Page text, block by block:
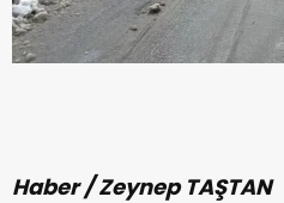
Haber / Zeynep TAŞTAN